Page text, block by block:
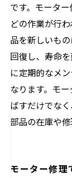
です。モータ
どの作業が行
品を新しいも
回復し、寿命
に定期的なメ
なります。モ
ばすだけでな
部品の在庫や
モーター修理